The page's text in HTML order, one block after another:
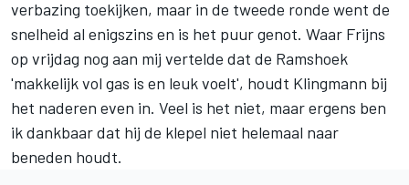
verbazing toekijken, maar in de tweede ronde went de
snelheid al enigszins en is het puur genot. Waar Frijns
op vrijdag nog aan mij vertelde dat de Ramshoek
'makkelijk vol gas is en leuk voelt', houdt Klingmann bij
het naderen even in. Veel is het niet, maar ergens ben
ik dankbaar dat hij de klepel niet helemaal naar
beneden houdt.